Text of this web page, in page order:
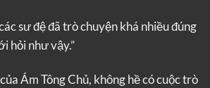
sư đệ đã trò chuyện khá nhiều đúng
hỏi như vậy.”
Ám Tông Chủ, không hề có cuộc trò